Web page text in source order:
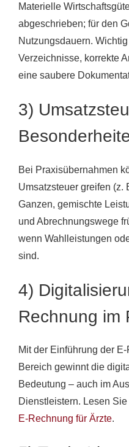
Materielle
abgeschrieben; für den
Nutzungsdauern.
Verzeichnisse, korrekte
eine saubere
3)
Bei Praxisübernahmen
Umsatzsteuer greifen (z.
Ganzen, gemischte
und Abrechnungswege
wenn Wahlleistungen
sind.
4)
Rechnung im
Mit der Einführung der
Bereich gewinnt die
Bedeutung – auch im
Dienstleistern. Lesen
E-Rechnung für Ärzte.